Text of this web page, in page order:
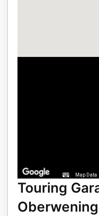
Map Data
Touring